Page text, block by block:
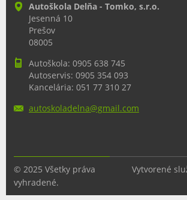
Autoškola Delňa - Tomko, s.r.o.
Jesenná 10
Prešov
08005
Autoškola: 0905 638 745
Autoservis: 0905 354 093
Kancelária: 051 77 310 27
autoskoladelna@gmail.com
© 2025 Všetky práva
vyhradené.
Vytvorené